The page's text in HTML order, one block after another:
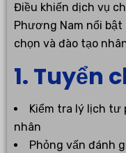
Điều khiến dịch vụ
Phương Nam nổi
chọn và đào tạo
1. Tuyển
Kiểm tra lý lịch tư
nhân
Phỏng vấn đánh